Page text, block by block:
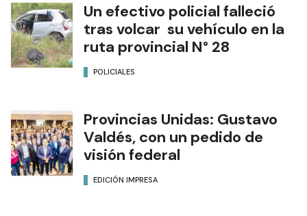
Un efectivo policial falleció
tras volcar su vehículo en la
ruta provincial N° 28
POLICIALES
Provincias Unidas: Gustavo
Valdés, con un pedido de
visión federal
EDICIÓN IMPRESA